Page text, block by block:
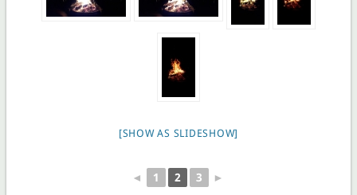
[SHOW AS SLIDESHOW]
◄ 1 2 3 ►